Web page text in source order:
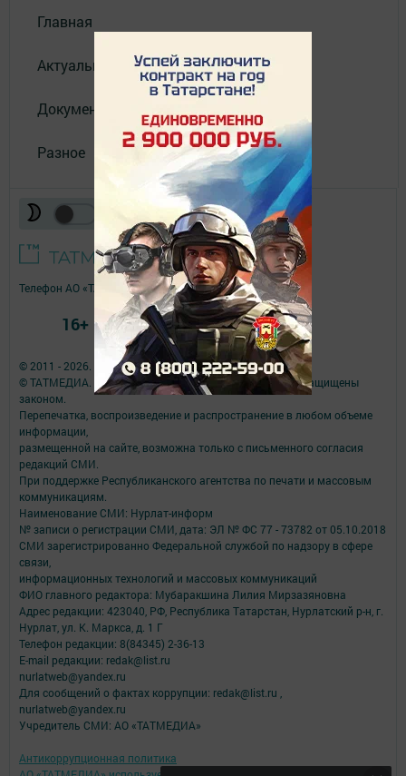
Главная
Актуальное видео
Документы
Разное
© 2011 - 2026. Нурлат-⁠информ. Все права защищены.
© ТАТМЕДИА. Все материалы, размещенные на сайте, защищены
законом.
Перепечатка, воспроизведение и распространение в любом объеме
информации,
размещенной на сайте, возможна только с письменного согласия
редакций СМИ.
При поддержке Республиканского агентства по печати и массовым
коммуникациям.
Наименование СМИ: Нурлат-⁠информ
№ записи о регистрации СМИ, дата: ЭЛ № ФС 77 -⁠ 73782 от 05.10.2018
СМИ зарегистрированно Федеральной службой по надзору в сфере
связи,
информационных технологий и массовых коммуникаций
ФИО главного редактора: Мубаракшина Лилия Мирзазяновна
Адрес редакции: 423040, РФ, Республика Татарстан, Нурлатский р-н, г.
Нурлат, ул. К. Маркса, д. 1 Г
Телефон редакции: 8(84345) 2-36-13
E-mail редакции: redak@list.ru
nurlatweb@yandex.ru
Для сообщений о фактах коррупции: redak@list.ru ,
nurlatweb@yandex.ru
Учредитель СМИ: АО «ТАТМЕДИА»
Антикоррупционная политика
Телефон АО «ТАТМЕДИА»:(843) 222 09 84
16+